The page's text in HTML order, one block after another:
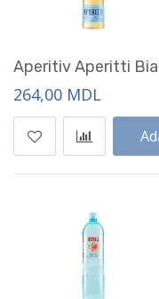
Aperitiv Aperitti
264,00 MDL